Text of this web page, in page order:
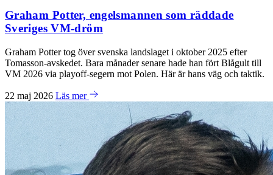
Graham Potter, engelsmannen som räddade
Sveriges VM-dröm
Graham Potter tog över svenska landslaget i oktober 2025 efter
Tomasson-avskedet. Bara månader senare hade han fört Blågult till
VM 2026 via playoff-segern mot Polen. Här är hans väg och taktik.
22 maj 2026 Läs mer